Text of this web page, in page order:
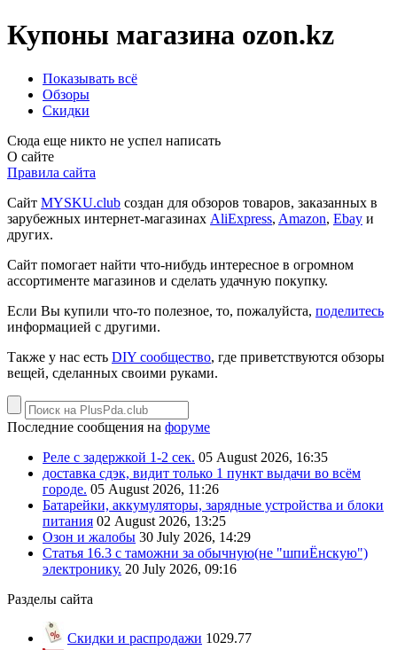
Купоны магазина ozon.kz
Показывать всё
Обзоры
Скидки
Сюда еще никто не успел написать
О сайте
Правила сайта
Сайт MYSKU.club cоздан для обзоров товаров, заказанных в
зарубежных интернет-магазинах AliExpress, Amazon, Ebay и
других.
Сайт помогает найти что-нибудь интересное в огромном
ассортименте магазинов и сделать удачную покупку.
Если Вы купили что-то полезное, то, пожалуйста, поделитесь
информацией с другими.
Также у нас есть DIY сообщество, где приветствуются обзоры
вещей, сделанных своими руками.
Последние сообщения на форуме
Реле с задержкой 1-2 сек. 05 August 2026, 16:35
доставка сдэк, видит только 1 пункт выдачи во всём
городе. 05 August 2026, 11:26
Батарейки, аккумуляторы, зарядные устройства и блоки
питания 02 August 2026, 13:25
Озон и жалобы 30 July 2026, 14:29
Статья 16.3 с таможни за обычную(не "шпиЁнскую")
электронику. 20 July 2026, 09:16
Разделы сайта
Скидки и распродажи 1029.77